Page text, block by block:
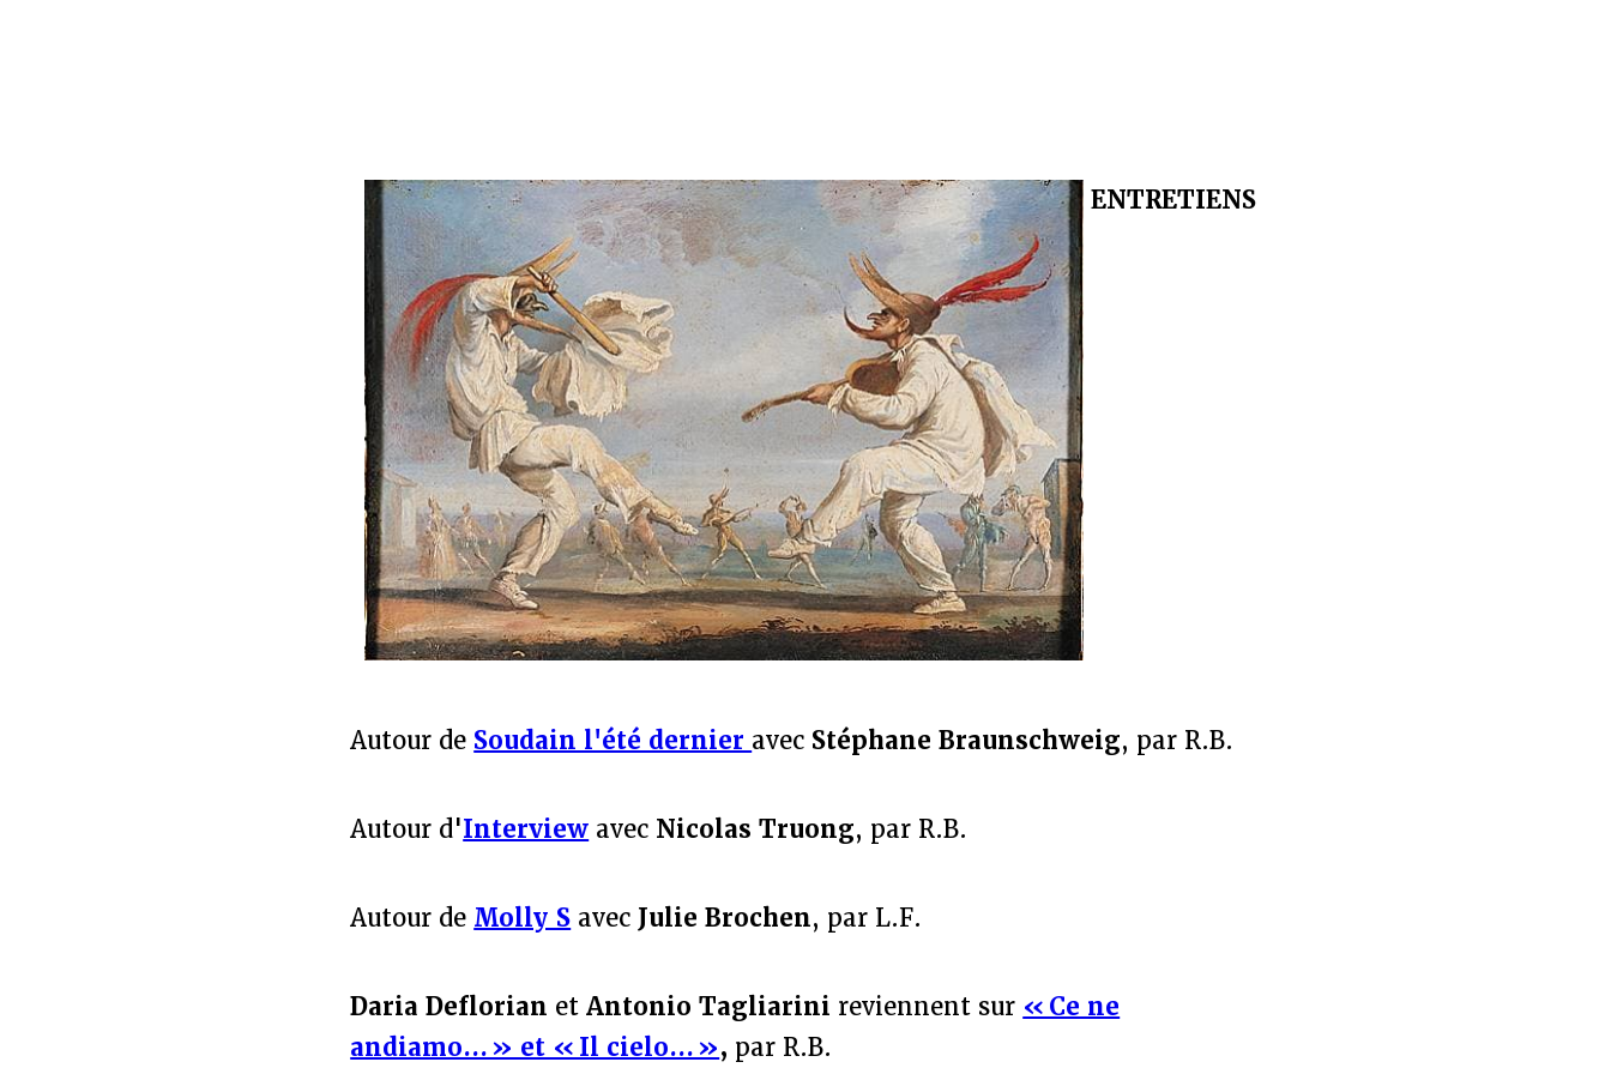
ENTRETIENS
Autour de Soudain l'été dernier avec Stéphane Braunschweig, par R.B.
Autour d'Interview avec Nicolas Truong, par R.B.
Autour de Molly S avec Julie Brochen, par L.F.
Daria Deflorian etAntonio Tagliarini reviennent sur « Ce ne
andiamo... » et « Il cielo... », par R.B.